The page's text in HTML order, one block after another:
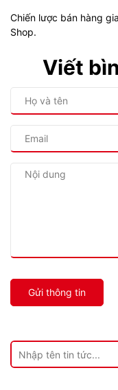
Chiến lược bán hàng
Shop.
Viết
Gửi thông tin